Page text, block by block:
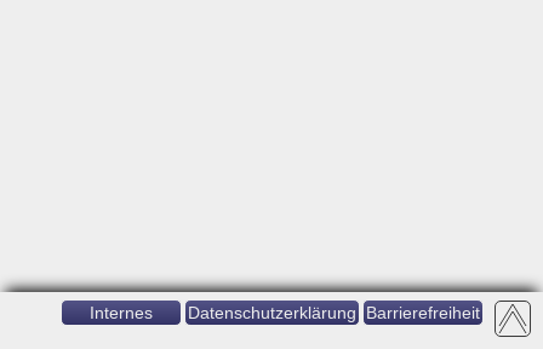
Internes Datenschutzerklärung Barrierefreiheit